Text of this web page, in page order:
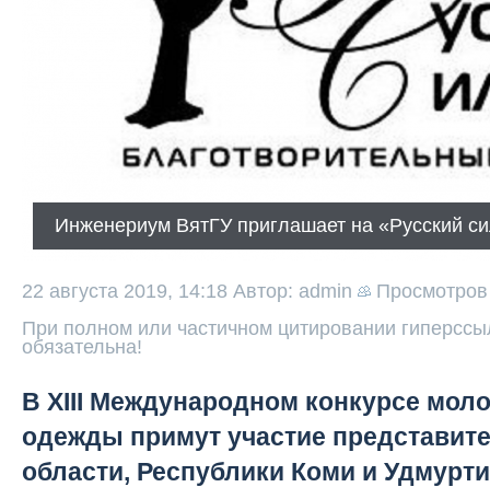
Инженериум ВятГУ приглашает на «Русский
22 августа 2019, 14:18 Автор: admin
При полном или частичном цитировании
обязательна!
В XIII Международном конкурсе
одежды примут участие
области, Республики Коми и